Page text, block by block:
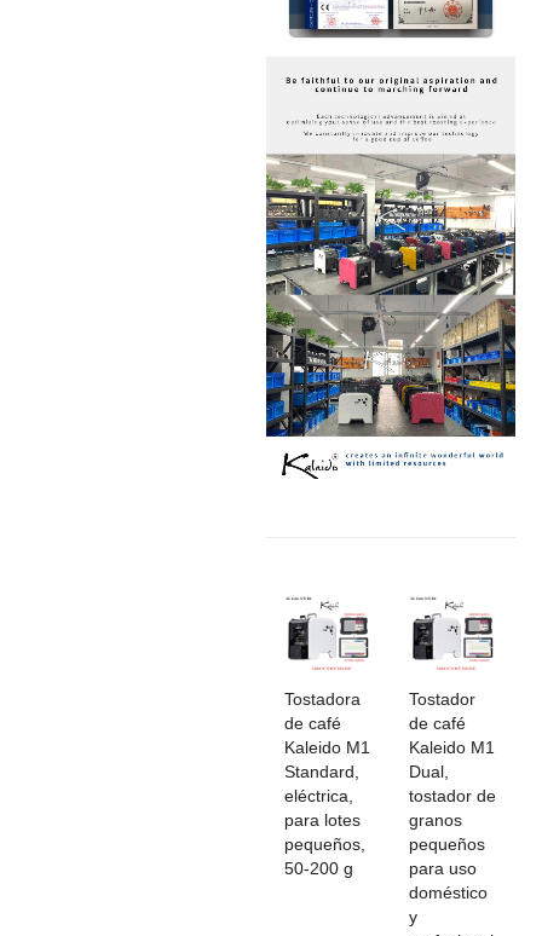
Tostadora
de café
Kaleido M1
Standard,
eléctrica,
para lotes
pequeños,
50-200 g
Tostador
de café
Kaleido M1
Dual,
tostador de
granos
pequeños
para uso
doméstico
y